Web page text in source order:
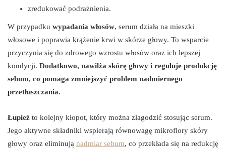
zredukować podrażnienia.
W przypadku wypadania włosów, serum działa na mieszki
włosowe i poprawia krążenie krwi w skórze głowy. To wsparcie
przyczynia się do zdrowego wzrostu włosów oraz ich lepszej
kondycji. Dodatkowo, nawilża skórę głowy i reguluje produkcję
sebum, co pomaga zmniejszyć problem nadmiernego
przetłuszczania.
Łupież to kolejny kłopot, który można złagodzić stosując serum.
Jego aktywne składniki wspierają równowagę mikroflory skóry
głowy oraz eliminują nadmiar sebum, co przekłada się na redukcję